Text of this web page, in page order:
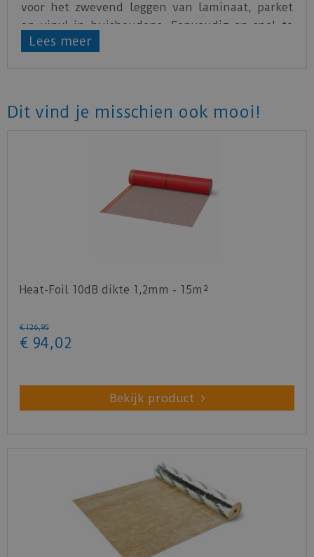
voor het zwevend leggen van laminaat, parket
en vinyl in huishoudens. Eenvoudig en snel te
installeren. Hoge indrukweerstand.
levensduur van vinyl. Verbetert het loopcomfort
de installatie instructie.
Lees meer
Dit vind je misschien ook mooi!
Heat-Foil 10dB dikte 1,2mm - 15m²
€ 126,95
€ 94,02
Bekijk product